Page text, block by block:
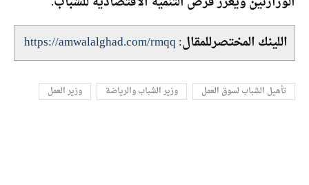
اللينك المختصرللمقال:https://amwalalghad.com/rmqq
تأهيل الشباب لسوق العمل وزير الشباب والرياضة وزير العمل